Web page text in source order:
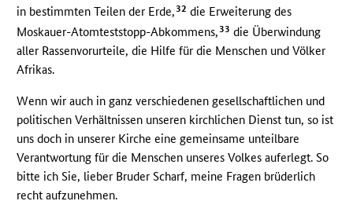
in bestimmten Teilen der Erde,32 die Erweiterung des
Moskauer-Atomteststopp-Abkommens, 33 die Überwindung
aller Rassenvorurteile, die Hilfe für die Menschen und Völker
Afrikas.
Wenn wir auch in ganz verschiedenen gesellschaftlichen und
politischen Verhältnissen unseren kirchlichen Dienst tun, so ist
uns doch in unserer Kirche eine gemeinsame unteilbare
Verantwortung für die Menschen unseres Volkes auferlegt. So
bitte ich Sie, lieber Bruder Scharf, meine Fragen brüderlich
recht aufzunehmen.